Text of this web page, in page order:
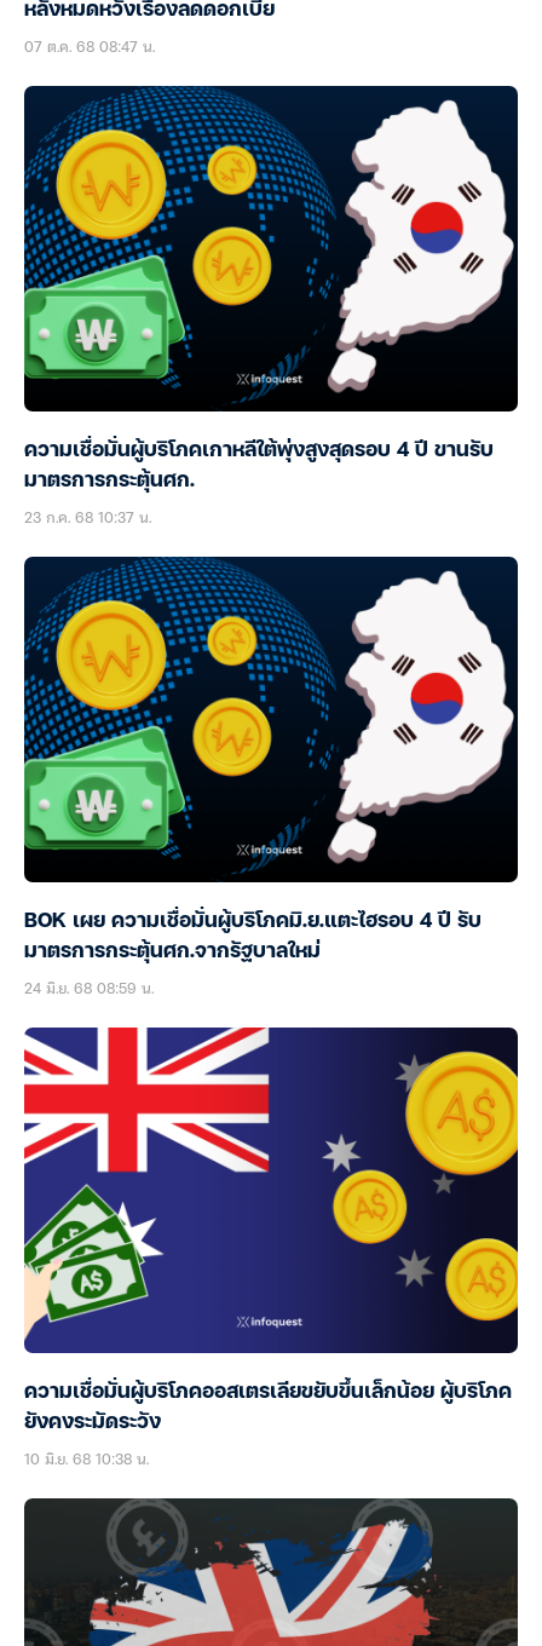
หลังหมดหวังเรื่องลดดอกเบี้ย
07 ต.ค. 68 08:47 น.
ความเชื่อมั่นผู้บริโภคเกาหลีใต้พุ่งสูงสุดรอบ 4 ปี ขานรับ
มาตรการกระตุ้นศก.
23 ก.ค. 68 10:37 น.
BOK เผย ความเชื่อมั่นผู้บริโภคมิ.ย.แตะไฮรอบ 4 ปี รับ
มาตรการกระตุ้นศก.จากรัฐบาลใหม่
24 มิ.ย. 68 08:59 น.
ความเชื่อมั่นผู้บริโภคออสเตรเลียขยับขึ้นเล็กน้อย ผู้บริโภค
ยังคงระมัดระวัง
10 มิ.ย. 68 10:38 น.